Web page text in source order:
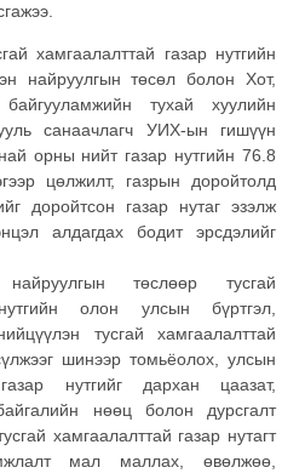
хамгаалалттай газар нутгийн
найруулгын төсөл болон Хот,
тухай хуулийн
санаачлагч УИХ-ын гишүүн
орны нийт газар нутгийн 76.8
цөлжилт, газрын доройтолд
доройтсон газар нутаг эзэлж
алдагдах бодит эрсдэлийг
төслөөр тусгай
олон улсын бүртгэл,
тусгай хамгаалалттай
шинээр томьёолох, улсын
нутгийг дархан цаазат,
нөөц болон дурсгалт
хамгаалалттай газар нутагт
мал маллах, өвөлжөө,